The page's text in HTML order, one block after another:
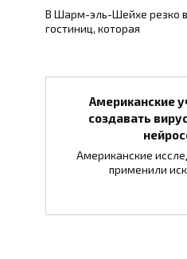
В Шарм-эль-Шейхе резко
гостиниц, которая
Американские
создавать
Американские
применили